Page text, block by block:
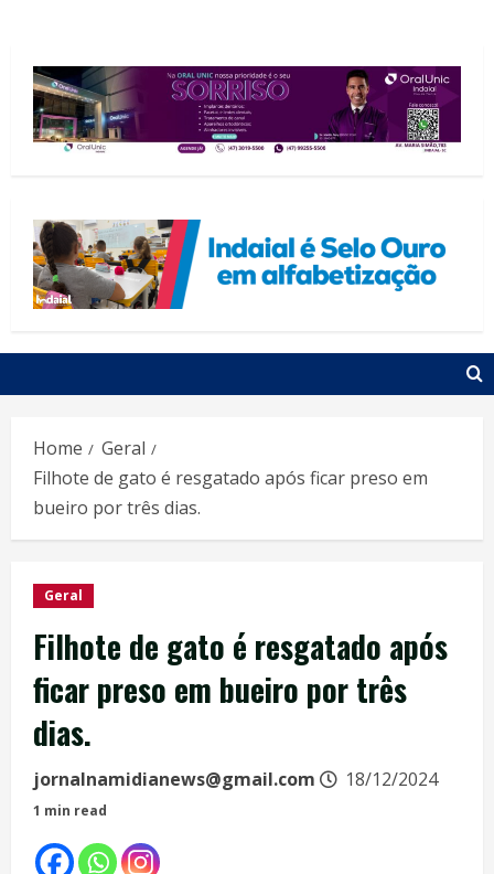
Home
Geral
Filhote de gato é resgatado após ficar preso em
bueiro por três dias.
Geral
Filhote de gato é resgatado após
ficar preso em bueiro por três
dias.
jornalnamidianews@gmail.com 18/12/2024
1 min read